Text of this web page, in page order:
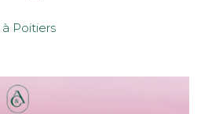
à Poitiers